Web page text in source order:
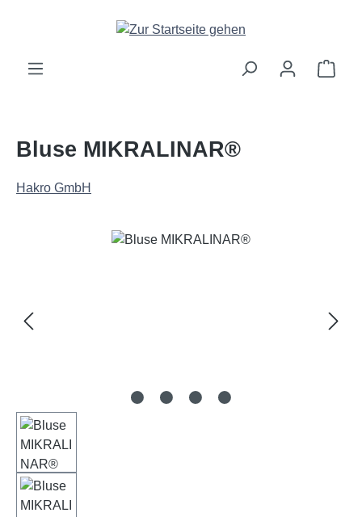
Zum Hauptinhalt springen
Bluse MIKRALINAR®
Hakro GmbH
Bildergalerie überspringen